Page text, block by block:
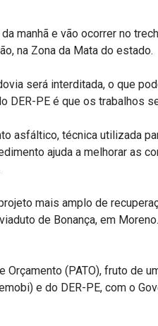
manhã e vão ocorrer no
na Zona da Mata do estado.
será interditada, o que
PE é que os trabalhos
asfáltico, técnica utilizada
ajuda a melhorar as
mais amplo de
de Bonança, em
(PATO), fruto de
e do DER-PE, com o